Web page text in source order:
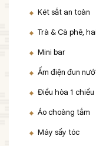
Két sắt an toàn
Trà & Cà phê,
Mini bar
Ấm điện đun
Điều hòa 1
Áo choàng tắm
Máy sấy tóc